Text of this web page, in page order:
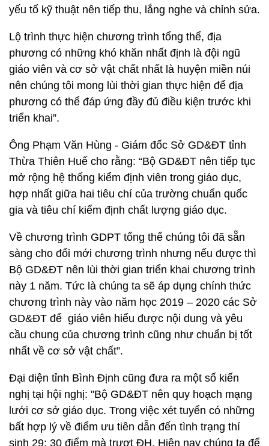
yếu tố kỹ thuật nên tiếp thu, lắng nghe và chỉnh sửa.
Lộ trình thực hiện chương trình tổng thể, địa
phương có những khó khăn nhất định là đội ngũ
giáo viên và cơ sở vật chất nhất là huyện miền núi
nên chúng tôi mong lùi thời gian thực hiện để địa
phương có thể đáp ứng đầy đủ điều kiện trước khi
triển khai”.
Ông Phạm Văn Hùng - Giám đốc Sở GD&ĐT tỉnh
Thừa Thiên Huế cho rằng: “Bộ GD&ĐT nên tiếp tục
mở rộng hệ thống kiểm định viên trong giáo dục,
hợp nhất giữa hai tiêu chí của trường chuẩn quốc
gia và tiêu chí kiểm định chất lượng giáo dục.
Về chương trình GDPT tổng thể chúng tôi đã sẵn
sàng cho đổi mới chương trình nhưng nếu được thì
Bộ GD&ĐT nên lùi thời gian triển khai chương trình
này 1 năm. Tức là chúng ta sẽ áp dụng chính thức
chương trình này vào năm học 2019 – 2020 các Sở
GD&ĐT để giáo viên hiểu được nội dung và yêu
cầu chung của chương trình cũng như chuẩn bị tốt
nhất về cơ sở vật chất”.
Đại diện tỉnh Bình Định cũng đưa ra một số kiến
nghị tại hội nghị: "Bộ GD&ĐT nên quy hoạch mạng
lưới cơ sở giáo dục. Trong việc xét tuyển có những
bất hợp lý về điểm ưu tiên dẫn đến tình trạng thí
sinh 29; 30 điểm mà trượt ĐH. Hiện nay chúng ta để